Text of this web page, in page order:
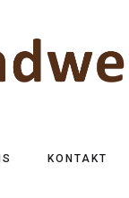
KONTAKT